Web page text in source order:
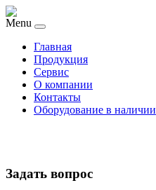
Menu
Главная
Продукция
Сервис
О компании
Контакты
Оборудование в наличии
Задать вопрос